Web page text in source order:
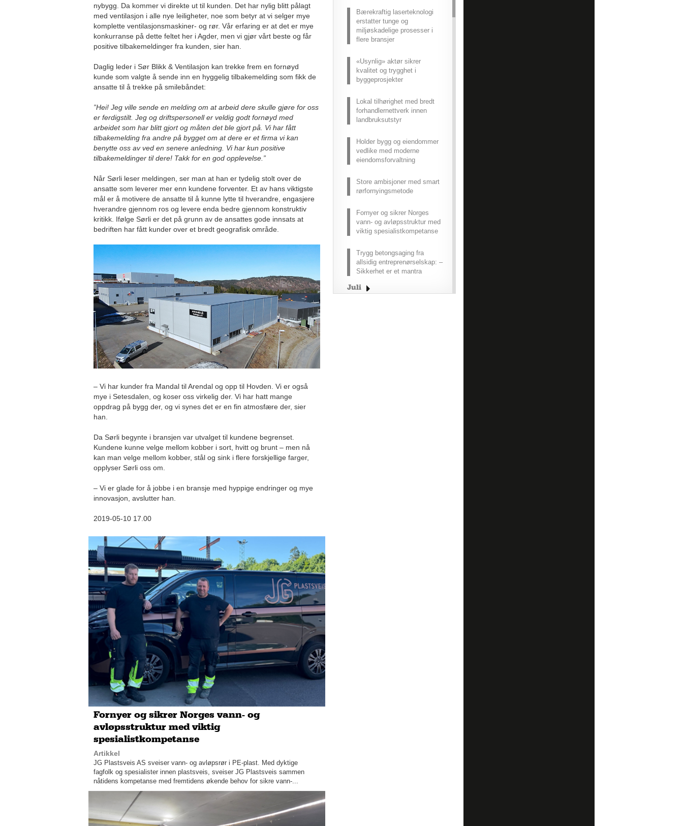
nybygg. Da kommer vi direkte ut til kunden. Det har nylig blitt pålagt
med ventilasjon i alle nye leiligheter, noe som betyr at vi selger mye
komplette ventilasjonsmaskiner- og rør. Vår erfaring er at det er mye
konkurranse på dette feltet her i Agder, men vi gjør vårt beste og får
positive tilbakemeldinger fra kunden, sier han.
Daglig leder i Sør Blikk & Ventilasjon kan trekke frem en fornøyd
kunde som valgte å sende inn en hyggelig tilbakemelding som fikk de
ansatte til å trekke på smilebåndet:
”Hei! Jeg ville sende en melding om at arbeid dere skulle gjøre for oss
er ferdigstilt. Jeg og driftspersonell er veldig godt fornøyd med
arbeidet som har blitt gjort og måten det ble gjort på. Vi har fått
tilbakemelding fra andre på bygget om at dere er et firma vi kan
benytte oss av ved en senere anledning. Vi har kun positive
tilbakemeldinger til dere! Takk for en god opplevelse.”
Når Sørli leser meldingen, ser man at han er tydelig stolt over de
ansatte som leverer mer enn kundene forventer. Et av hans viktigste
mål er å motivere de ansatte til å kunne lytte til hverandre, engasjere
hverandre gjennom ros og levere enda bedre gjennom konstruktiv
kritikk. Ifølge Sørli er det på grunn av de ansattes gode innsats at
bedriften har fått kunder over et bredt geografisk område.
– Vi har kunder fra Mandal til Arendal og opp til Hovden. Vi er også
mye i Setesdalen, og koser oss virkelig der. Vi har hatt mange
oppdrag på bygg der, og vi synes det er en fin atmosfære der, sier
han.
Da Sørli begynte i bransjen var utvalget til kundene begrenset.
Kundene kunne velge mellom kobber i sort, hvitt og brunt – men nå
kan man velge mellom kobber, stål og sink i flere forskjellige farger,
opplyser Sørli oss om.
– Vi er glade for å jobbe i en bransje med hyppige endringer og mye
innovasjon, avslutter han.
2019-05-10 17.00
Fornyer og sikrer Norges vann- og
avløpsstruktur med viktig
spesialistkompetanse
Artikkel
JG Plastsveis AS sveiser vann- og avløpsrør i PE-plast. Med dyktige
fagfolk og spesialister innen plastsveis, sveiser JG Plastsveis sammen
nåtidens kompetanse med fremtidens økende behov for sikre vann-...
Bærekraftig laserteknologi
erstatter tunge og
miljøskadelige prosesser i
flere bransjer
«Usynlig» aktør sikrer
kvalitet og trygghet i
byggeprosjekter
Lokal tilhørighet med bredt
forhandlernettverk innen
landbruksutstyr
Holder bygg og eiendommer
vedlike med moderne
eiendomsforvaltning
Store ambisjoner med smart
rørfornyingsmetode
Fornyer og sikrer Norges
vann- og avløpsstruktur med
viktig spesialistkompetanse
Trygg betongsaging fra
allsidig entreprenørselskap: –
Sikkerhet er et mantra
Juli